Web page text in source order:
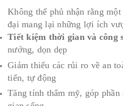
Không thể phủ nhận rằng
đại mang lại những lợi ích
Tiết kiệm thời gian và công
nướng, dọn dẹp
Giảm thiểu các rủi ro về an
tiến, tự động
Tăng tính thẩm mỹ, góp